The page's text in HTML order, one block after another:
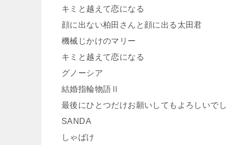
キミと越えて恋になる
顔に出ない柏田さんと顔に出る太田君
機械じかけのマリー
キミと越えて恋になる
グノーシア
結婚指輪物語Ⅱ
最後にひとつだけお願いしてもよろしいで
SANDA
しゃばけ